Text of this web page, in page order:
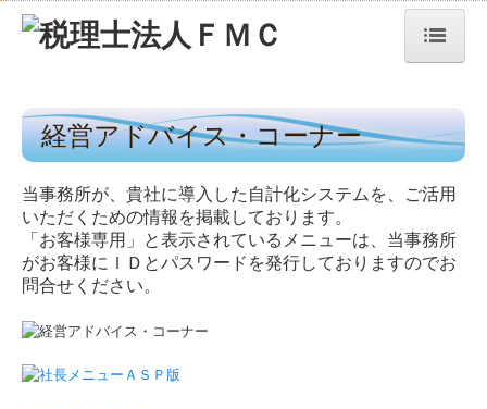
TKCシステムQ&A
社長メニューASP版
経営革新等支援機関とは
経営改善計画の策定支援
経営改善オンデマンド講座
経営者お役立ち情報
経営アドバイス・コーナー
当事務所が、貴社に導入した自計化システムを、ご活用
いただくための情報を掲載しております。
「お客様専用」と表示されているメニューは、当事務所
がお客様にＩＤとパスワードを発行しておりますのでお
問合せください。